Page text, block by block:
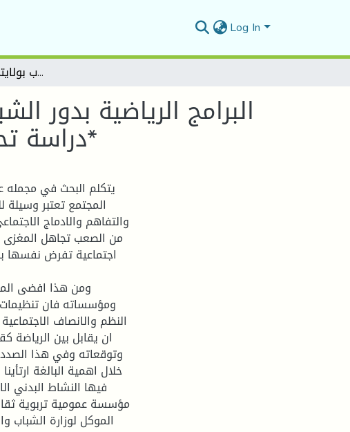
Log In
البرامج الرياضية بدور الشباب وانعكاساتها على تنمية قيم المواطنةالصالحة *دراسة تحليلية لبرامج دور الشباب بولايتي الجلفة والمسيلة
البرامج الرياضية بدور
*دراسة
يتكلم البحث في مجمله
المجتمع تعتبر وسيلة
والتفاهم والادماج
من الصعب تجاهل المغزى
اجتماعية تفرض نفسها
ومن هذا افضى
ومؤسساته فان تنظيمات
النظم والانصاف
ان يقابل بين الرياضة
وتوقعاته وفي هذا
خلال اهمية البالغة
فيها النشاط البدني
مؤسسة عمومية تربوية
الموكل لوزارة الشباب